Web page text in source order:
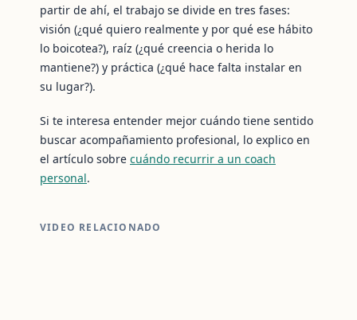
partir de ahí, el trabajo se divide en tres fases:
visión (¿qué quiero realmente y por qué ese hábito
lo boicotea?), raíz (¿qué creencia o herida lo
mantiene?) y práctica (¿qué hace falta instalar en
su lugar?).
Si te interesa entender mejor cuándo tiene sentido
buscar acompañamiento profesional, lo explico en
el artículo sobre cuándo recurrir a un coach
personal.
VIDEO RELACIONADO